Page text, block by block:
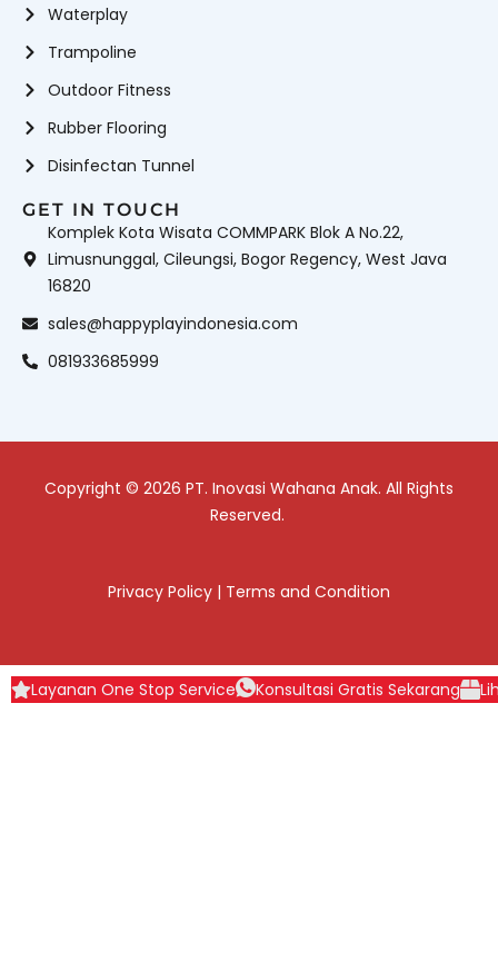
Waterplay
Trampoline
Outdoor Fitness
Rubber Flooring
Disinfectan Tunnel
GET IN TOUCH
Komplek Kota Wisata COMMPARK Blok A No.22,
Limusnunggal, Cileungsi, Bogor Regency, West Java
16820
sales@happyplayindonesia.com
081933685999
Copyright © 2026 PT. Inovasi Wahana Anak. All Rights
Reserved.
Privacy Policy | Terms and Condition
Layanan One Stop Service Konsultasi Gratis Sekarang